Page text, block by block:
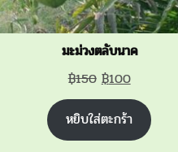
มะม่วงตลับนาค
฿150 Original
price
was:
฿150.
฿100Current
price
is:
฿100.
หยิบใส่ตะกร้า